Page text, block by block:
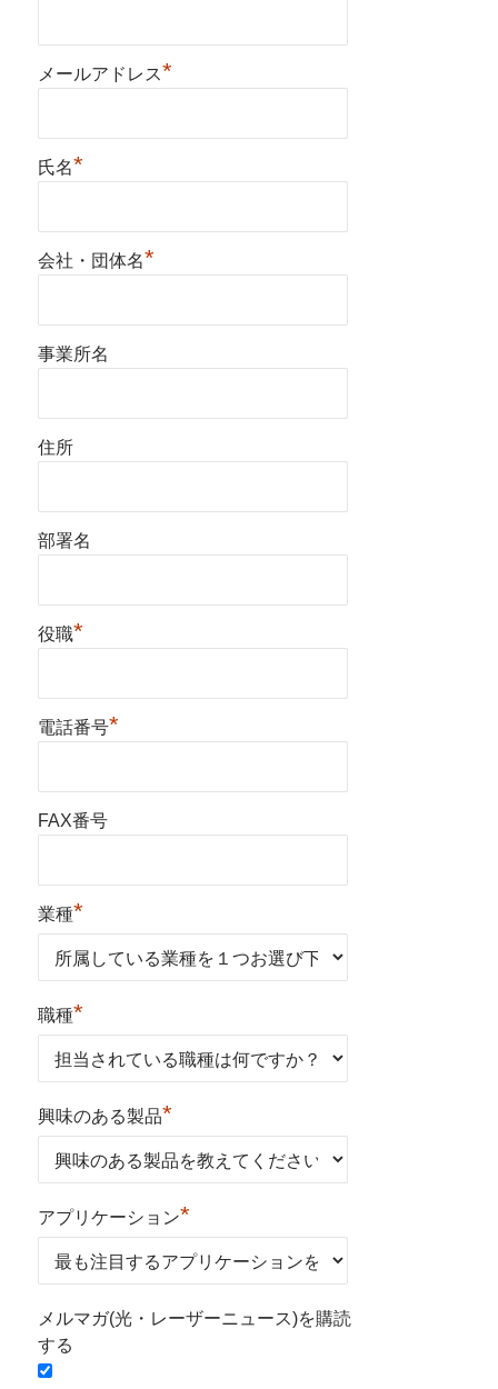
メールアドレス*
氏名*
会社・団体名*
事業所名
住所
部署名
役職*
電話番号*
FAX番号
業種*
職種*
興味のある製品*
アプリケーション*
メルマガ(光・レーザーニュース)を購読
する